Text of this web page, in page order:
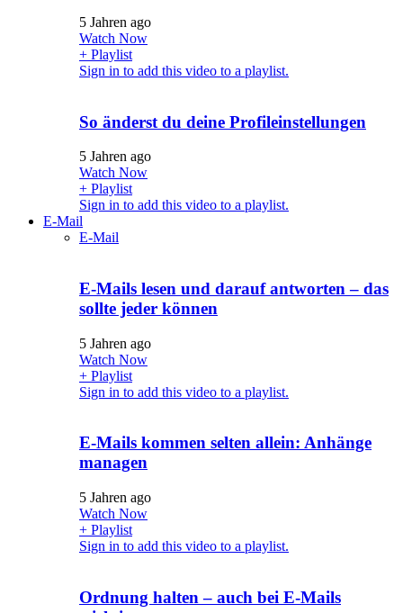
5 Jahren ago
Watch Now
+ Playlist
Sign in to add this video to a playlist.
So änderst du deine Profileinstellungen
5 Jahren ago
Watch Now
+ Playlist
Sign in to add this video to a playlist.
E-Mail
E-Mail
E-Mails lesen und darauf antworten – das
sollte jeder können
5 Jahren ago
Watch Now
+ Playlist
Sign in to add this video to a playlist.
E-Mails kommen selten allein: Anhänge
managen
5 Jahren ago
Watch Now
+ Playlist
Sign in to add this video to a playlist.
Ordnung halten – auch bei E-Mails